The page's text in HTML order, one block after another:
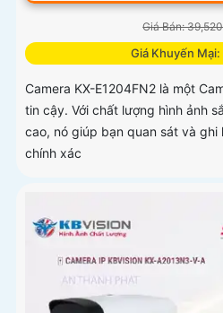
Giá Bán:
Giá Khuyến Mại:
Camera KX-E1204FN2 là một
tin cậy. Với chất lượng hình ảnh
cao, nó giúp bạn quan sát và ghi
chính xác